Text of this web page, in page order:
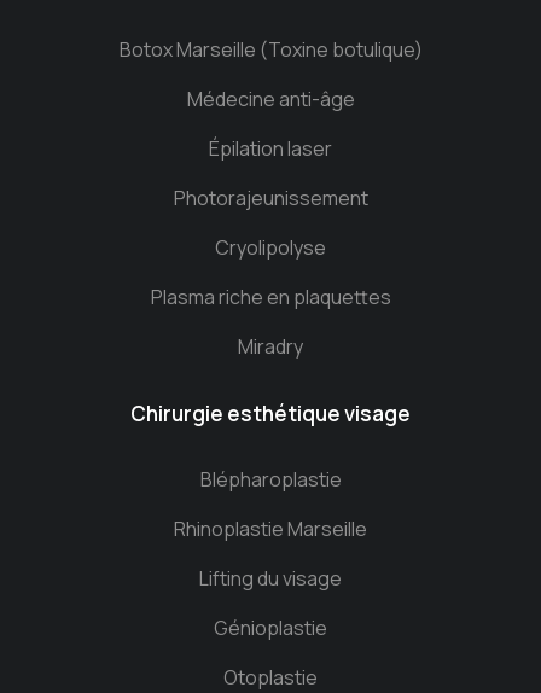
Botox Marseille (Toxine botulique)
Médecine anti-âge
Épilation laser
Photorajeunissement
Cryolipolyse
Plasma riche en plaquettes
Miradry
Chirurgie esthétique visage
Blépharoplastie
Rhinoplastie Marseille
Lifting du visage
Génioplastie
Otoplastie